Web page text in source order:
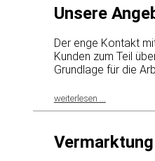
Unsere
Der enge Kontakt
Kunden zum Teil
Grundlage für die
weiterlesen ...
Vermarktung